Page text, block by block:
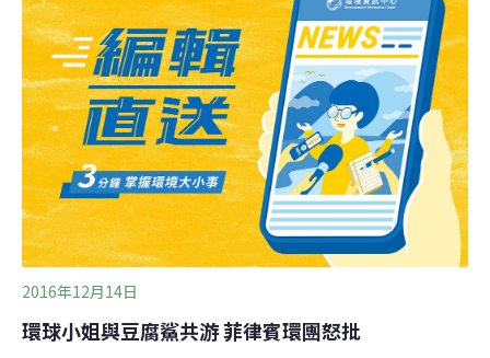
2016年12月14日
環球小姐與豆腐鯊共游 菲律賓環團怒批